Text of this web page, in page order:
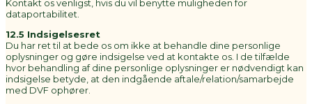
Kontakt os venligst, hvis du vil benytte muligheden for
dataportabilitet.
12.5 Indsigelsesret
Du har ret til at bede os om ikke at behandle dine personlige
oplysninger og gøre indsigelse ved at kontakte os. I de tilfælde
hvor behandling af dine personlige oplysninger er nødvendigt kan
indsigelse betyde, at den indgående aftale/relation/samarbejde
med DVF ophører.